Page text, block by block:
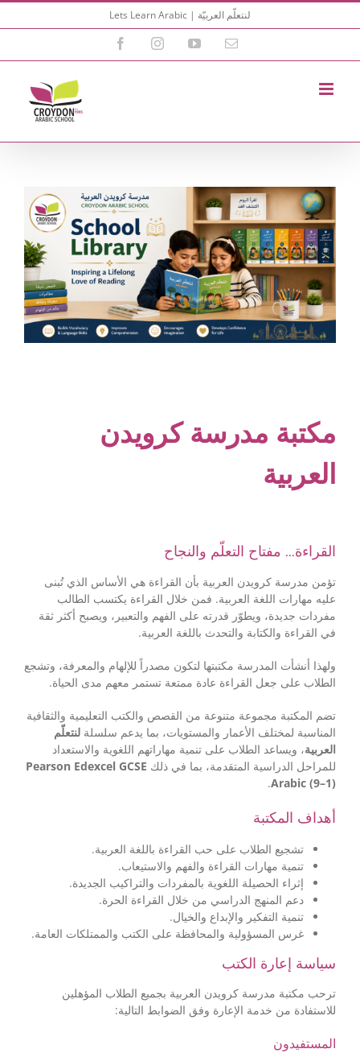
Skip
to
Lets Learn Arabic | لنتعلّم العربيّة
FacebookInstagramYouTubeEmail
View
Larger
Image
مكتبة مدرسة كرويدن
العربية
القراءة… مفتاح التعلّم والنجاح
تؤمن مدرسة كرويدن العربية بأن القراءة هي الأساس الذي تُبنى
عليه مهارات اللغة العربية. فمن خلال القراءة يكتسب الطالب
مفردات جديدة، ويطوّر قدرته على الفهم والتعبير، ويصبح أكثر ثقة
في القراءة والكتابة والتحدث باللغة العربية.
ولهذا أنشأت المدرسة مكتبتها لتكون مصدراً للإلهام والمعرفة، وتشجع
الطلاب على جعل القراءة عادة ممتعة تستمر معهم مدى الحياة.
تضم المكتبة مجموعة متنوعة من القصص والكتب التعليمية والثقافية
المناسبة لمختلف الأعمار والمستويات، بما يدعم سلسلة لنتعلّم
العربية، ويساعد الطلاب على تنمية مهاراتهم اللغوية والاستعداد
للمراحل الدراسية المتقدمة، بما في ذلك Pearson Edexcel GCSE
Arabic (9–1)
.
أهداف المكتبة
تشجيع الطلاب على حب القراءة باللغة العربية.
تنمية مهارات القراءة والفهم والاستيعاب.
إثراء الحصيلة اللغوية بالمفردات والتراكيب الجديدة.
دعم المنهج الدراسي من خلال القراءة الحرة.
تنمية التفكير والإبداع والخيال.
غرس المسؤولية والمحافظة على الكتب والممتلكات العامة.
سياسة إعارة الكتب
ترحب مكتبة مدرسة كرويدن العربية بجميع الطلاب المؤهلين
للاستفادة من خدمة الإعارة وفق الضوابط التالية:
المستفيدون